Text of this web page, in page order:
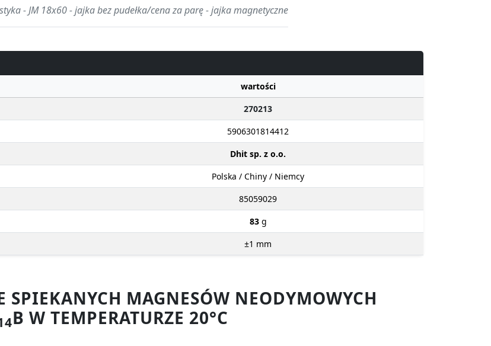
- JM 18x60 - jajka bez pudełka/cena za parę - jajka magnetyczne
wartości
270213
5906301814412
Dhit sp. z o.o.
Polska / Chiny / Niemcy
85059029
83 g
±1 mm
SPIEKANYCH MAGNESÓW NEODYMOWYCH
B W TEMPERATURZE 20°C